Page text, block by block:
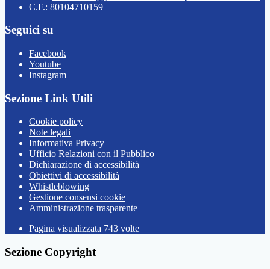
C.F.: 80104710159
Seguici su
Facebook
Youtube
Instagram
Sezione Link Utili
Cookie policy
Note legali
Informativa Privacy
Ufficio Relazioni con il Pubblico
Dichiarazione di accessibilità
Obiettivi di accessibilità
Whistleblowing
Gestione consensi cookie
Amministrazione trasparente
Pagina visualizzata 743 volte
Sezione Copyright